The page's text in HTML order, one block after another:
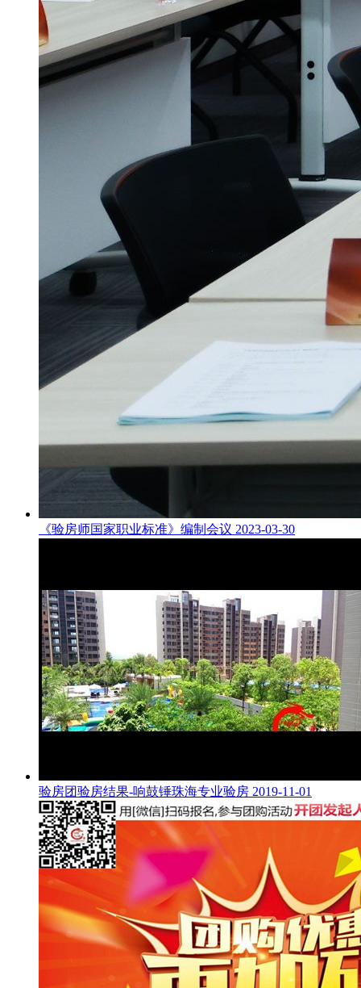
《验房师国家职业标准》编制会议 2023-03-30
验房团验房结果-响鼓锤珠海专业验房 2019-11-01